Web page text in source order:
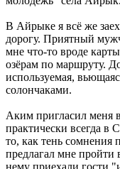
В Айрыке я всё же
дорогу. Приятный
мне что-то вроде
озёрам по маршруту.
используемая,
солончаками.
Аким пригласил меня
практически всегда в
то, как тень сомнения
предлагал мне
нему приехали гости